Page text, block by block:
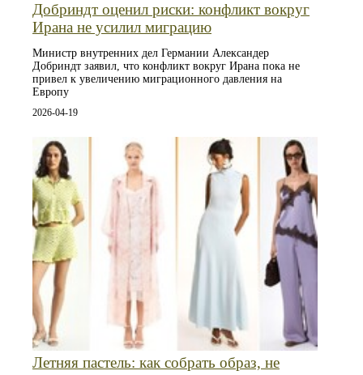
Добриндт оценил риски: конфликт вокруг
Ирана не усилил миграцию
Министр внутренних дел Германии Александер
Добриндт заявил, что конфликт вокруг Ирана пока не
привел к увеличению миграционного давления на
Европу
2026-04-19
Летняя пастель: как собрать образ, не